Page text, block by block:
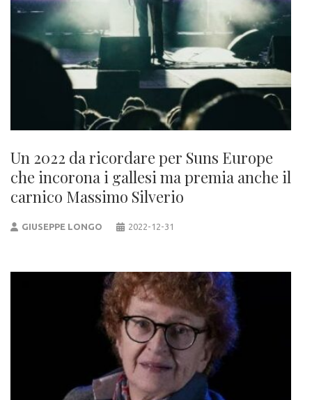
Un 2022 da ricordare per Suns Europe
che incorona i gallesi ma premia anche il
carnico Massimo Silverio
GIUSEPPE LONGO 2022-12-31